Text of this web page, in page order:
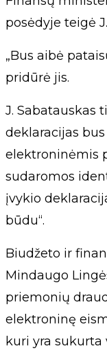
posėdyje teigė
„Bus aibė
pridūrė jis.
J. Sabatauskas
deklaracijas
elektroninėmis
sudaromos
įvykio
būdu“.
Biudžeto ir
Mindaugo
priemonių
elektroninę
kuri yra